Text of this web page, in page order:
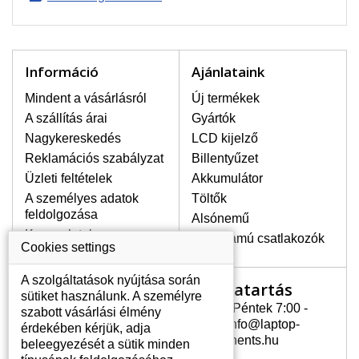
LEGMAGASABB MINŐSÉGŰ
kijelzőket tartunk, amelyek a
jótállás egész ideje alatt a pixelek
hibásodása nélkül, teljesítik az
A+ minőségi kategória igényes
HOGYAN TUDJA MEGÁLLAPÍTANI
MILYEN KIJELZŐ SZÜKSÉGES A
LAPTOPJÁHOZ?
A kijelzőt a laptop modeljle alapján lehet
kikeresni, amely megjelölés megtalálható
a laptop alulsó részén található címkén
vagy az akkumulátor alatt. Rendszerint
ábrázolva van egy keretben vagy a
billentyűzetnél a vázon is. Abban az
esetben, amennyiben a sérült vagy
megrepedt kijelző le van szerelve, a típus
megjelölését megtalálhatja a kijelző
Információ
Mindent a vásárlásról
A szállítás árai
Nagykereskedés
Reklamációs szabályzat
Üzleti feltételek
A személyes adatok
feldolgozása
Kapcsolatok
Ajánlataink
Új termékek
Gyártók
LCD kijelző
Billentyűzet
Akkumulátor
Töltők
Alsónemű
Erősáramú csatlakozók
Az Ön számlája
Az Ön számlája
Személyes információk
Címek
Nyitvatartás
Hétfõ - Péntek 7:00 -
15:30 info@laptop-
components.hu
Cookies settings
A szolgáltatások nyújtása során
sütiket használunk. A személyre
szabott vásárlási élmény
érdekében kérjük, adja
beleegyezését a sütik minden